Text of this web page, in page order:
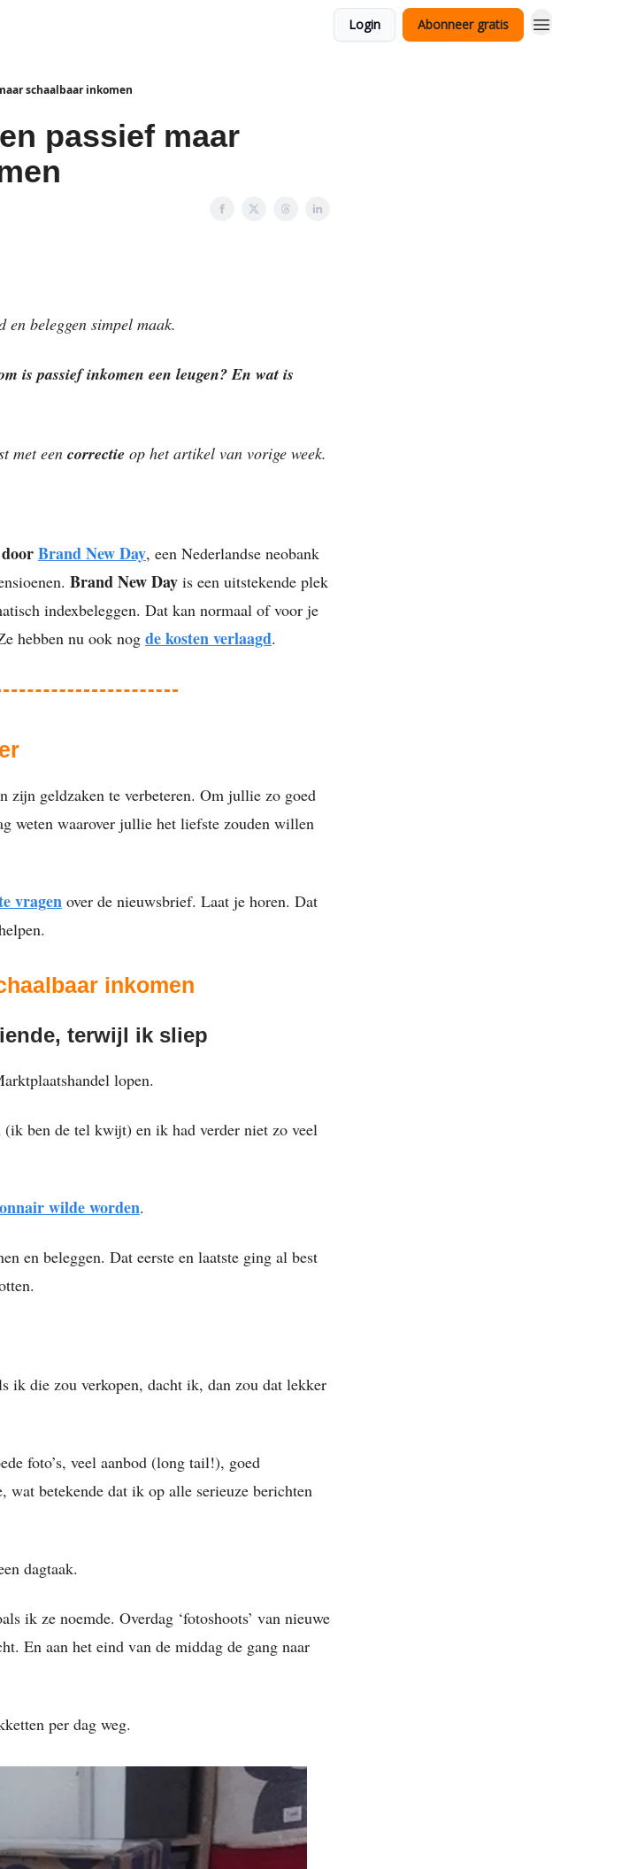
Login Abonneer gratis
schaalbaar inkomen
passief maar
beleggen simpel maak.
is passief inkomen een leugen? En wat is
met een correctie op het artikel van vorige week.
Brand New Day, een Nederlandse neobank
Brand New Day is een uitstekende plek
indexbeleggen. Dat kan normaal of voor je
hebben nu ook nog de kosten verlaagd.
geldzaken te verbeteren. Om jullie zo goed
weten waarover jullie het liefste zouden willen
vragen over de nieuwsbrief. Laat je horen. Dat
inkomen
terwijl ik sliep
lopen.
ben de tel kwijt) en ik had verder niet zo veel
wilde worden.
en beleggen. Dat eerste en laatste ging al best
ik die zou verkopen, dacht ik, dan zou dat lekker
foto’s, veel aanbod (long tail!), goed
wat betekende dat ik op alle serieuze berichten
dagtaak.
ik ze noemde. Overdag ‘fotoshoots’ van nieuwe
En aan het eind van de middag de gang naar
per dag weg.